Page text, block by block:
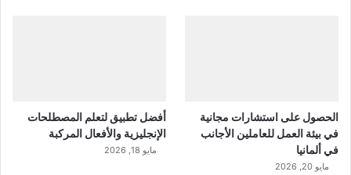
الحصول على استشارات مجانية
في بيئة العمل للعاملين الأجانب
في ألمانيا
مايو 20, 2026
أفضل تطبيق لتعلم المصطلحات
الإنجليزية والأفعال المركبة
مايو 18, 2026